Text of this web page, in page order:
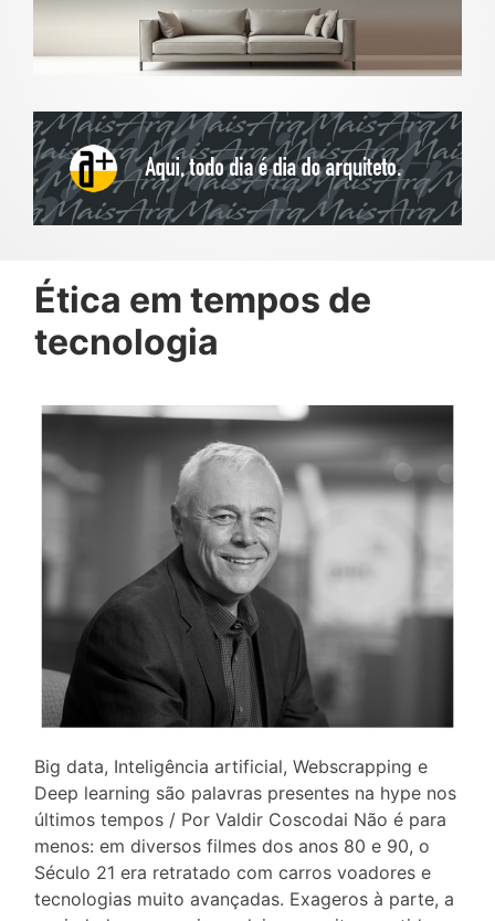
Ética em tempos de
tecnologia
Big data, Inteligência artificial, Webscrapping e
Deep learning são palavras presentes na hype nos
últimos tempos / Por Valdir Coscodai Não é para
menos: em diversos filmes dos anos 80 e 90, o
Século 21 era retratado com carros voadores e
tecnologias muito avançadas. Exageros à parte, a